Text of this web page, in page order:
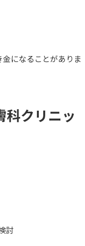
金になることがありま
科クリニッ
討